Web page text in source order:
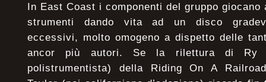
In East Coast i componenti del gruppo
strumenti dando vita ad un disco
eccessivi, molto omogeno a dispetto delle
ancor più autori. Se la rilettura di Ry
polistrumentista) della Riding On A